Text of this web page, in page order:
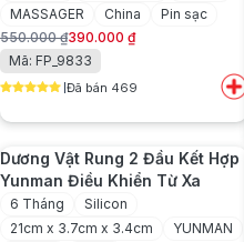
MASSAGER
China
Pin sạc
550.000₫
Giá
gốc
là:
550.000 ₫.
390.000 ₫
Giá
hiện
tại
là:
Mã: FP_9833
Đã bán 469
Dương Vật Rung 2 Đầu Kết Hợp
Yunman Điều Khiển Từ Xa
6 Tháng
Silicon
21cm x 3.7cm x 3.4cm
YUNMAN